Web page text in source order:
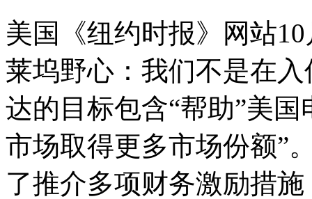
美国《纽约时报》网站
莱坞野心：我们不是在
达的目标包含“帮助”美国
市场取得更多市场份额”
了推介多项财务激励措